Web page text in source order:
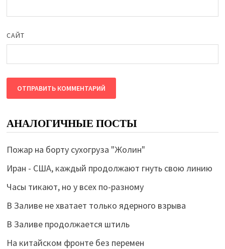
САЙТ
АНАЛОГИЧНЫЕ ПОСТЫ
Пожар на борту сухогруза "Жолин"
Иран - США, каждый продолжают гнуть свою линию
Часы тикают, но у всех по-разному
В Заливе не хватает только ядерного взрыва
В Заливе продолжается штиль
На китайском фронте без перемен